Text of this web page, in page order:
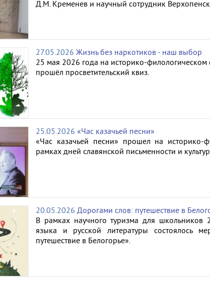
Д.М. Кременев и научный сотрудник
27.05.2026 Жизнь без наркотиков - наш выбор
25 мая 2026 года на историко‑филологическом
прошёл просветительский квиз.
25.05.2026 «Час казачьей песни»
«Час казачьей песни» прошел на историко-
рамках дней славянской письменности и
20.05.2026 Дорогами слов: путешествие в
В рамках научного туризма для школьников
языка и русской литературы состоялось
путешествие в Белогорье».